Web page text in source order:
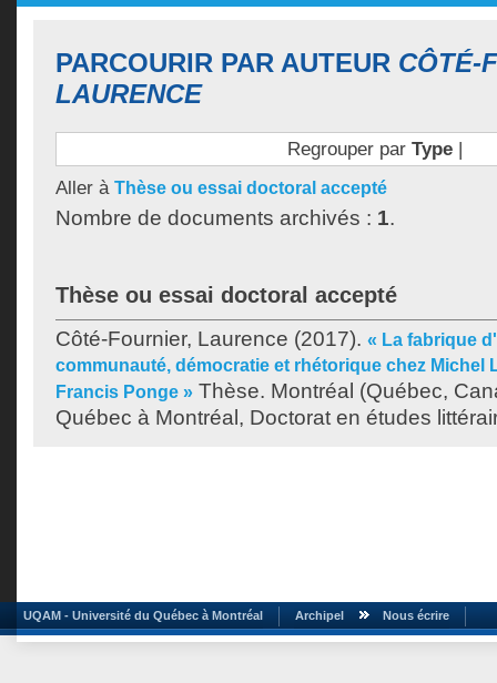
PARCOURIR PAR AUTEUR CÔTÉ-
LAURENCE
Regrouper par Type|
Aller à Thèse ou essai doctoral accepté
Nombre de documents archivés : 1.
Thèse ou essai doctoral accepté
Côté-Fournier, Laurence (2017). « La fabrique
communauté, démocratie et rhétorique chez Michel
Francis Ponge » Thèse. Montréal (Québec,
Québec à Montréal, Doctorat en études
UQAM - Université du Québec à Montréal Archipel Nous écrire